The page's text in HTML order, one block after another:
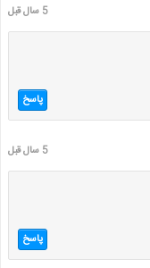
5 سال قبل
پاسخ
5 سال قبل
پاسخ